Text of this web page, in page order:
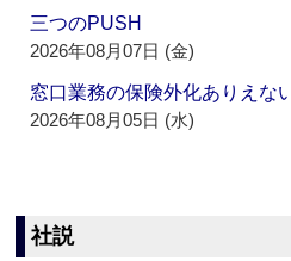
三つのPUSH
2026年08月07日 (金)
窓口業務の保険外化ありえな
2026年08月05日 (水)
社説